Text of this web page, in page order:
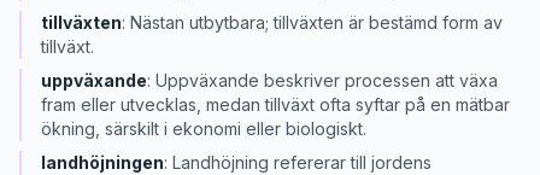
tillväxten: Nästan utbytbara; tillväxten är bestämd form av
tillväxt.
uppväxande: Uppväxande beskriver processen att växa
fram eller utvecklas, medan tillväxt ofta syftar på en mätbar
ökning, särskilt i ekonomi eller biologiskt.
landhöjningen: Landhöjning refererar till jordens